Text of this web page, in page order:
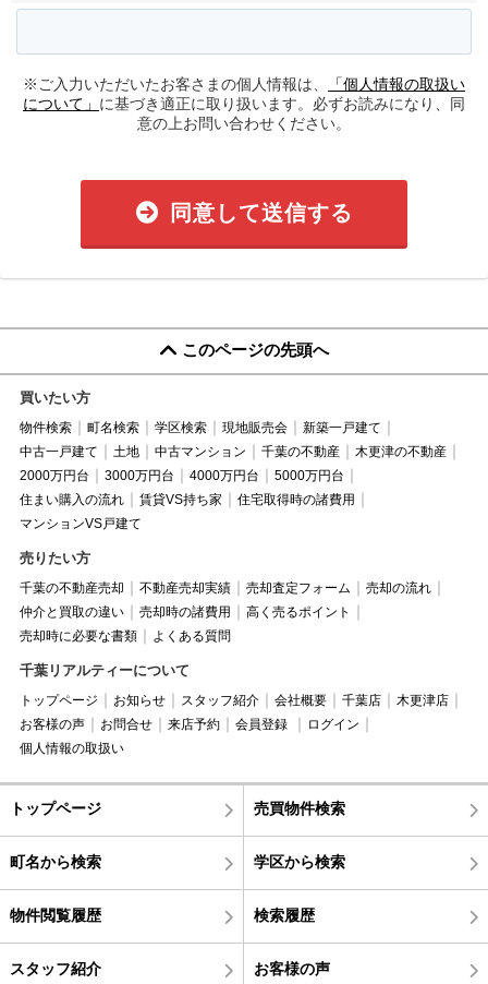
※ご入力いただいたお客さまの個人情報は、
「個人情報の取扱い
について」 に基づき適正に取り扱います。必ずお読みになり、同
意の上お問い合わせください。
同意して送信する
このページの先頭へ
買いたい方
物件検索 町名検索 学区検索 現地販売会
新築一戸建て
中古一戸建て
土地 中古マンション 千葉の不動産
木更津の不動産
2000万円台
3000万円台 4000万円台
5000万円台
住まい購入の流れ
賃貸VS持ち家
住宅取得時の諸費用
マンションVS戸建て
売りたい方
千葉の不動産売却 不動産売却実績 売却査定フォーム
売却の流れ
仲介と買取の違い
売却時の諸費用
高く売るポイント
売却時に必要な書類
よくある質問
千葉リアルティーについて
トップページ お知らせ スタッフ紹介 会社概要 千葉店
木更津店
お客様の声
お問合せ 来店予約 会員登録
ログイン
個人情報の取扱い
トップページ 売買物件検索
町名から検索 学区から検索
物件閲覧履歴 検索履歴
スタッフ紹介 お客様の声